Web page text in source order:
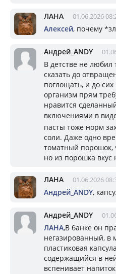
ЛАНА 01.06.2026
Алексей, почему
Андрей_ANDY
В детстве не
сказать до
поглощать, и до
организм прям
нравится
включениями в
пасты тоже норм
соли. Даже одно
томатный порошок,
но из порошка вкус
ЛАНА 01.06.2026
Андрей_ANDY,
Андрей_ANDY
ЛАНА,В банке он
негазированный, в
пластиковая
содержащийся в
вспенивает